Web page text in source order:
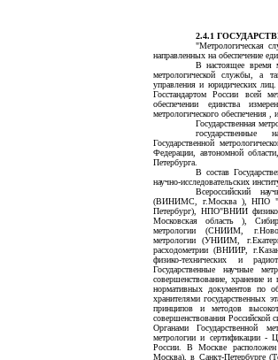
2.4.1
"Метрологическая
направленных на обеспечение
В настоящее время
метрологической службы, а
управления и юридических
Госстандартом России всей
обеспечении единства
метрологического обеспечения
Государственная
Государственной
Федерации, автономной
Петербурга.
В состав
научно-исследовательских
Всероссийский
(ВИНИМС, г.Москва ), НПО
Петербург), НПО"ВНИИ
Московская область ),
метрологии (СНИИМ,
метрологии (УНИИМ,
расходометрии (ВНИИР,
физико-технических и
Государственные научные
совершенствование, хранение и
нормативных документов по
хранителями государственных
принципов и методов
совершенствования Российской
Органами Государственной
метрологии и сертификации -
России. В Москве
Москва), в Санкт-Петербурге